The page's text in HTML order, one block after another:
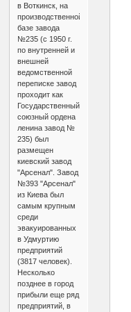
в Воткинск, на
производственной
базе завода
№235 (с 1950 г.
по внутренней и
внешней
ведомственной
переписке завод
проходит как
Государственный
союзный ордена
ленина завод №
235) был
размещен
киевский завод
"Арсенал". Завод
№393 "Арсенал"
из Киева был
самым крупным
среди
эвакуированных
в Удмуртию
предприятий
(3817 человек).
Несколько
позднее в город
прибыли еще ряд
предприятий, в